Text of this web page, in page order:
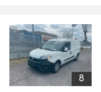
8